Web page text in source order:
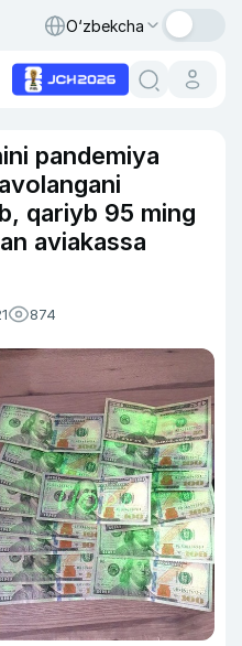
O‘zbekcha
pandemiya
qariyb 95 ming
aviakassa
874